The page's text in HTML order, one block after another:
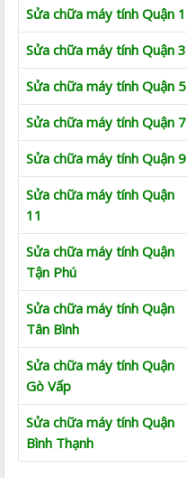
Sửa chữa máy tính Quận 1
Sửa chữa máy tính Quận 3
Sửa chữa máy tính Quận 5
Sửa chữa máy tính Quận 7
Sửa chữa máy tính Quận 9
Sửa chữa máy tính Quận
11
Sửa chữa máy tính Quận
Tận Phú
Sửa chữa máy tính Quận
Tân Bình
Sửa chữa máy tính Quận
Gò Vấp
Sửa chữa máy tính Quận
Bình Thạnh